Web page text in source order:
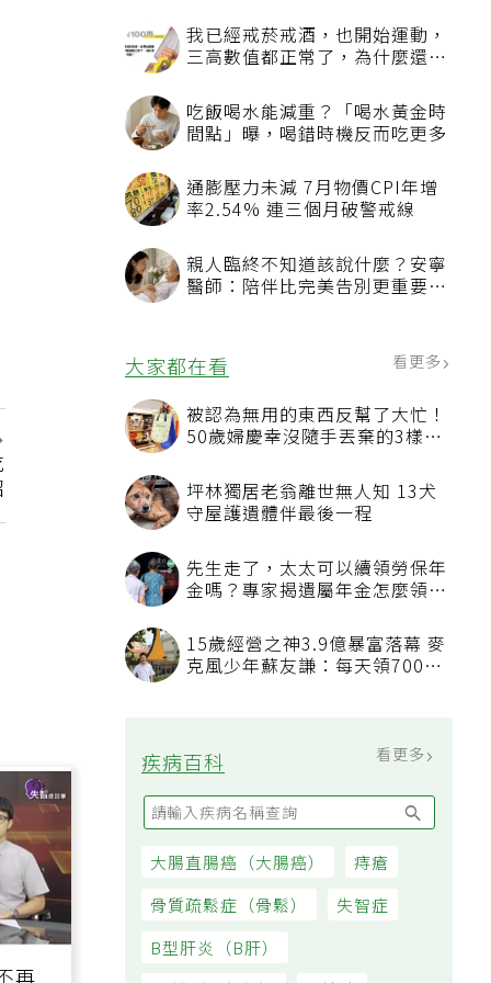
最新文章 看更多
三高數值都正常了，為什麼還不
能停藥？
吃飯喝水能減重？「喝水黃金時
間點」曝，喝錯時機反而吃更多
通膨壓力未減 7月物價CPI年增
率2.54% 連三個月破警戒線
親人臨終不知道該說什麼？安寧
醫師：陪伴比完美告別更重要，
4句話值得及早說出口
大家都在看 看更多
品
守屋護遺體伴最後一程
先生走了，太太可以續領勞保年
看順位還要看資格
15歲經營之神3.9億暴富落幕 麥
克風少年蘇友謙：每天領700元